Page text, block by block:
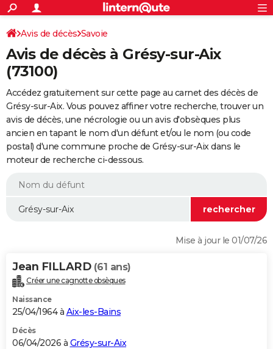
ACTUALITÉS
Politique
Société
Faits Divers
Education
Monde
Villes
+
SPORT
Coupe du monde 2026
Football
Tennis
Cyclisme
Rugby
Forum
FINANCE
Retraite
Impôts
Epargne
Immobilier
Risques naturels par ville
Banque
Assurance
Crédit
AUTO
Essais
Réserver un essai
Citadines
Berlines
SUV
Forum auto
+
HIGH-TECH
Mobiles
Meilleur smartphone
Internet
Ordinateurs
Jeux vidéo
Guide high-tech
+BRICOLAGE
Forum
Aménagement intérieur
Extérieur
Cuisine
Salle de bains
Jardinage
Rangement
WEEK-END
Guides de France
Escapades
Patrimoine
Expositions
Musées
Week-end nature
LIFESTYLE
Alimentation
Guide de la santé
Maladies
Médicaments
Sommeil
VOYAGE
Destinations
City break
Voyage nature
Voyage de noces
Forum
Climat
+PHOTO
GUIDES D'ACHAT
BONS PLANS
Avis de décès Savoie
Avis de décès à Grésy-sur-Aix
(73100)
Accédez gratuitement sur cette page au carnet des décès de
Grésy-sur-Aix. Vous pouvez affiner votre recherche, trouver un
avis de décès, une nécrologie ou un avis d'obsèques plus
ancien en tapant le nom d'un défunt et/ou le nom (ou code
postal) d'une commune proche de Grésy-sur-Aix dans le
moteur de recherche ci-dessous.
Mise à jour le 01/07/26
Jean FILLARD (61 ans)
Créer une cagnotte obsèques
Naissance
25/04/1964 à Aix-les-Bains
Décès
06/04/2026 à Grésy-sur-Aix